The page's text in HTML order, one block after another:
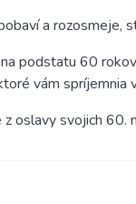
a rozosmeje,
podstatu 60
vám
oslavy svojich 60.